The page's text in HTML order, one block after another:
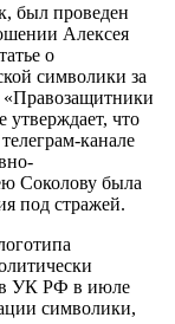
был проведен
Алексея
о
символики за
утверждает, что
канале
Соколову была
под стражей.
в УК РФ в июле
символики,